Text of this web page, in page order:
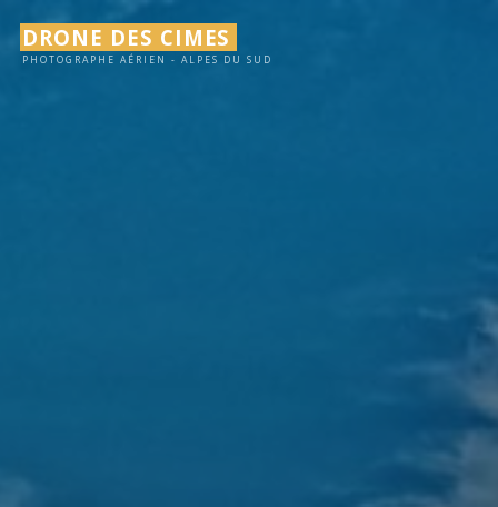
contenu
DRONE DES CIMES
PHOTOGRAPHE AÉRIEN - ALPES DU SUD